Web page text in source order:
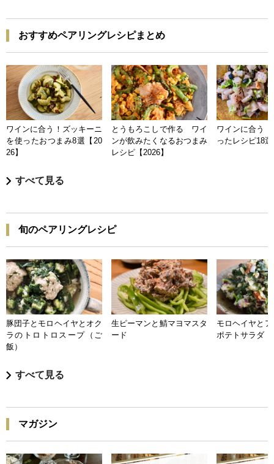
おすすめペアリングレシピまとめ
ワインに合う！ズッキーニ
を使ったおつまみ8選【20
26】
とうもろこしで作る ワイ
ンが飲みたくなるおつまみ
レシピ【2026】
ワインに合う
ったレシピ18
すべて見る
旬のペアリングレシピ
豚団子とモロヘイヤとオク
ラのトロトロスープ（ご
飯）
生ピーマンと鯖マヨマスタ
ード
モロヘイヤと
ポテトサラダ
すべて見る
マガジン